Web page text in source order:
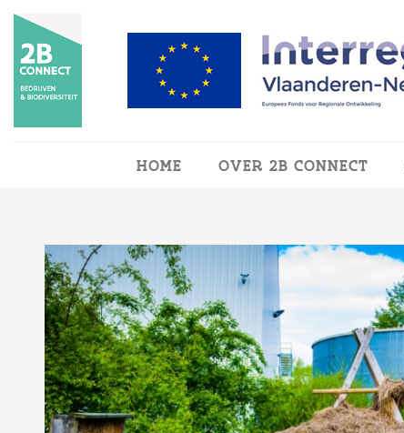
Overslaan en naar de inhoud gaan
HOME OVER 2B CONNECT